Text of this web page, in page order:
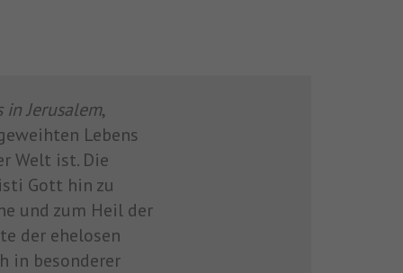
Jerusalem,
Lebens
Welt ist. Die
Gott hin zu
und zum Heil der
der ehelosen
in besonderer